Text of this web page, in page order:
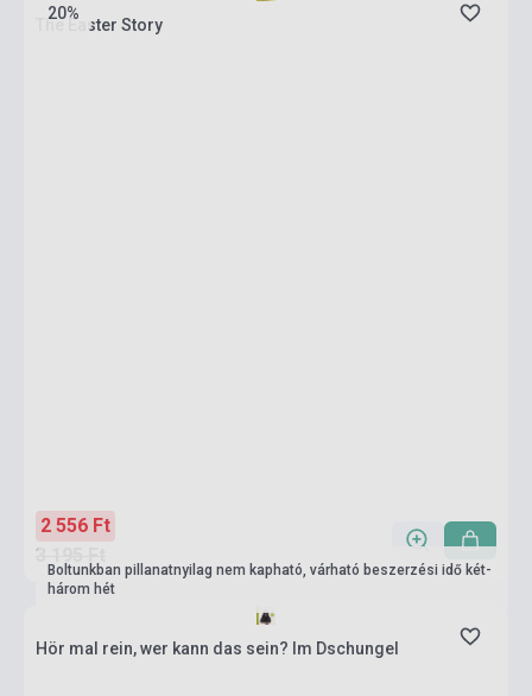
20%
The Easter Story
2 556 Ft
3 195 Ft
Boltunkban pillanatnyilag nem kapható, várható beszerzési idő két-
három hét
Hör mal rein, wer kann das sein? Im Dschungel